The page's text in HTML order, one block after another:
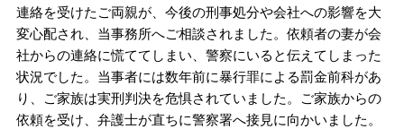
刑事事件について 知りたい方
刑事事件データベース
連絡を受けたご両親が、今後の刑事処分や会社への影響を大
変心配され、当事務所へご相談されました。依頼者の妻が会
社からの連絡に慌ててしまい、警察にいると伝えてしまった
状況でした。当事者には数年前に暴行罪による罰金前科があ
り、ご家族は実刑判決を危惧されていました。ご家族からの
依頼を受け、弁護士が直ちに警察署へ接見に向かいました。